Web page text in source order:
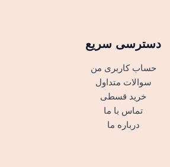
دسترسی سریع
حساب کاربری من
سوالات متداول
خرید قسطی
تماس با ما
درباره ما